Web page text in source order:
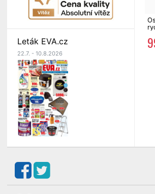
Leták EVA.cz
22.7. - 10.8.2026